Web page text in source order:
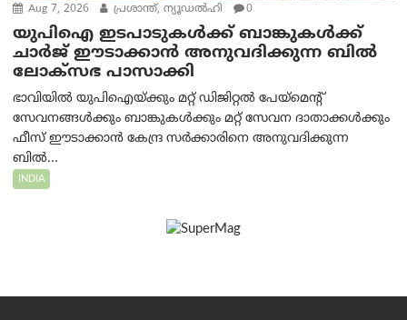
Aug 7, 2026 പ്രശാന്ത്, ന്യൂഡല്‍ഹി 0
യുപിഐ ഇടപാടുകൾക്ക് ബാങ്കുകൾക്ക്
ചാർജ് ഈടാക്കാൻ അനുവദിക്കുന്ന ബിൽ
ലോക്‌സഭ പാസാക്കി
ഭാവിയിൽ യുപിഐയ്ക്കും മറ്റ് ഡിജിറ്റൽ പേയ്‌മെന്റ്
സേവനങ്ങൾക്കും ബാങ്കുകൾക്കും മറ്റ് സേവന ദാതാക്കൾക്കും
ഫീസ് ഈടാക്കാൻ കേന്ദ്ര സർക്കാരിനെ അനുവദിക്കുന്ന
ബിൽ...
INDIA